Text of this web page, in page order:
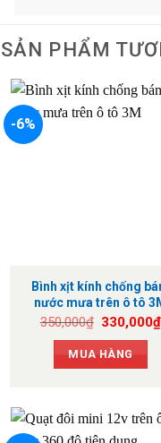
SẢN PHẨM
-6%
Bình xịt kính chống
nước mưa trên ô tô
350,000₫ Giá
là:
350,000₫.
330,000₫
MUA HÀNG